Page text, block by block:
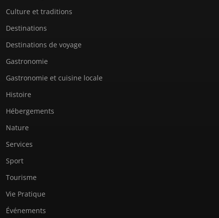
Culture et traditions
Destinations
Destinations de voyage
Gastronomie
Gastronomie et cuisine locale
Histoire
Hébergements
Nature
Services
Sport
Tourisme
Vie Pratique
Événements